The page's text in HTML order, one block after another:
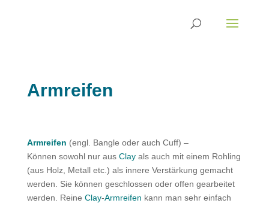
Armreifen
Armreifen (engl. Bangle oder auch Cuff) –
Können sowohl nur aus Clayals auch mit einem Rohling
(aus Holz, Metall etc.) als innere Verstärkung gemacht
werden. Sie können geschlossen oder offen gearbeitet
werden. Reine Clay-Armreifen kann man sehr einfach